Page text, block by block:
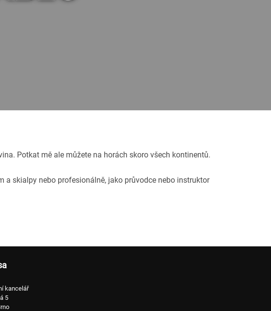
Potkat mě ale můžete na horách skoro všech kontinentů.
a skialpy nebo profesionálně, jako průvodce nebo instruktor
kancelář
5